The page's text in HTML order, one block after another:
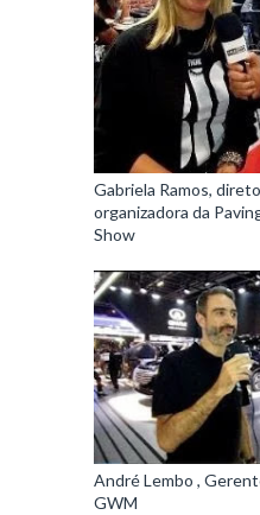
Gabriela Ramos,
organizadora da
Show
André Lembo ,
GWM